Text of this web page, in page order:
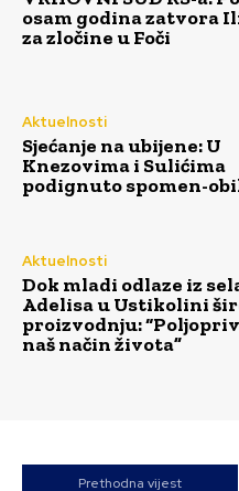
osam godina zatvora
za zločine u Foči
Aktuelnosti
Sjećanje na ubijene: U
Knezovima i Sulićima
podignuto spomen-
Aktuelnosti
Dok mladi odlaze iz
Adelisa u Ustikolini
proizvodnju:
naš način života”
Prethodna vijest